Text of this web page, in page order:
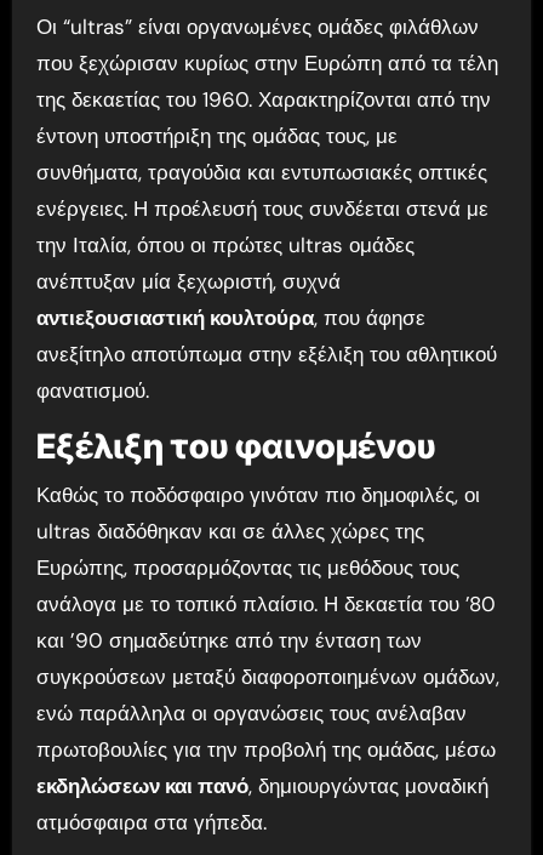
Οι “ultras” είναι οργανωμένες ομάδες φιλάθλων
που ξεχώρισαν κυρίως στην Ευρώπη από τα τέλη
της δεκαετίας του 1960. Χαρακτηρίζονται από την
έντονη υποστήριξη της ομάδας τους, με
συνθήματα, τραγούδια και εντυπωσιακές οπτικές
ενέργειες. Η προέλευσή τους συνδέεται στενά με
την Ιταλία, όπου οι πρώτες ultras ομάδες
ανέπτυξαν μία ξεχωριστή, συχνά
αντιεξουσιαστική κουλτούρα, που άφησε
ανεξίτηλο αποτύπωμα στην εξέλιξη του αθλητικού
φανατισμού.
Εξέλιξη του φαινομένου
Καθώς το ποδόσφαιρο γινόταν πιο δημοφιλές, οι
ultras διαδόθηκαν και σε άλλες χώρες της
Ευρώπης, προσαρμόζοντας τις μεθόδους τους
ανάλογα με το τοπικό πλαίσιο. Η δεκαετία του ’80
και ’90 σημαδεύτηκε από την ένταση των
συγκρούσεων μεταξύ διαφοροποιημένων ομάδων,
ενώ παράλληλα οι οργανώσεις τους ανέλαβαν
πρωτοβουλίες για την προβολή της ομάδας, μέσω
εκδηλώσεων και πανό, δημιουργώντας μοναδική
ατμόσφαιρα στα γήπεδα.